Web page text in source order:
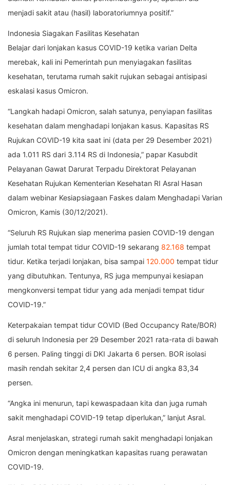
menjadi sakit atau (hasil) laboratoriumnya positif.”
Indonesia Siagakan Fasilitas Kesehatan
Belajar dari lonjakan kasus COVID-19 ketika varian Delta
merebak, kali ini Pemerintah pun menyiagakan fasilitas
kesehatan, terutama rumah sakit rujukan sebagai antisipasi
eskalasi kasus Omicron.
“Langkah hadapi Omicron, salah satunya, penyiapan fasilitas
kesehatan dalam menghadapi lonjakan kasus. Kapasitas RS
Rujukan COVID-19 kita saat ini (data per 29 Desember 2021)
ada 1.011 RS dari 3.114 RS di Indonesia,” papar Kasubdit
Pelayanan Gawat Darurat Terpadu Direktorat Pelayanan
Kesehatan Rujukan Kementerian Kesehatan RI Asral Hasan
dalam webinar Kesiapsiagaan Faskes dalam Menghadapi Varian
Omicron, Kamis (30/12/2021).
“Seluruh RS Rujukan siap menerima pasien COVID-19 dengan
jumlah total tempat tidur COVID-19 sekarang 82.168 tempat
tidur. Ketika terjadi lonjakan, bisa sampai 120.000 tempat tidur
yang dibutuhkan. Tentunya, RS juga mempunyai kesiapan
mengkonversi tempat tidur yang ada menjadi tempat tidur
COVID-19.”
Keterpakaian tempat tidur COVID (Bed Occupancy Rate/BOR)
di seluruh Indonesia per 29 Desember 2021 rata-rata di bawah
6 persen. Paling tinggi di DKI Jakarta 6 persen. BOR isolasi
masih rendah sekitar 2,4 persen dan ICU di angka 83,34
persen.
“Angka ini menurun, tapi kewaspadaan kita dan juga rumah
sakit menghadapi COVID-19 tetap diperlukan,” lanjut Asral.
Asral menjelaskan, strategi rumah sakit menghadapi lonjakan
Omicron dengan meningkatkan kapasitas ruang perawatan
COVID-19.